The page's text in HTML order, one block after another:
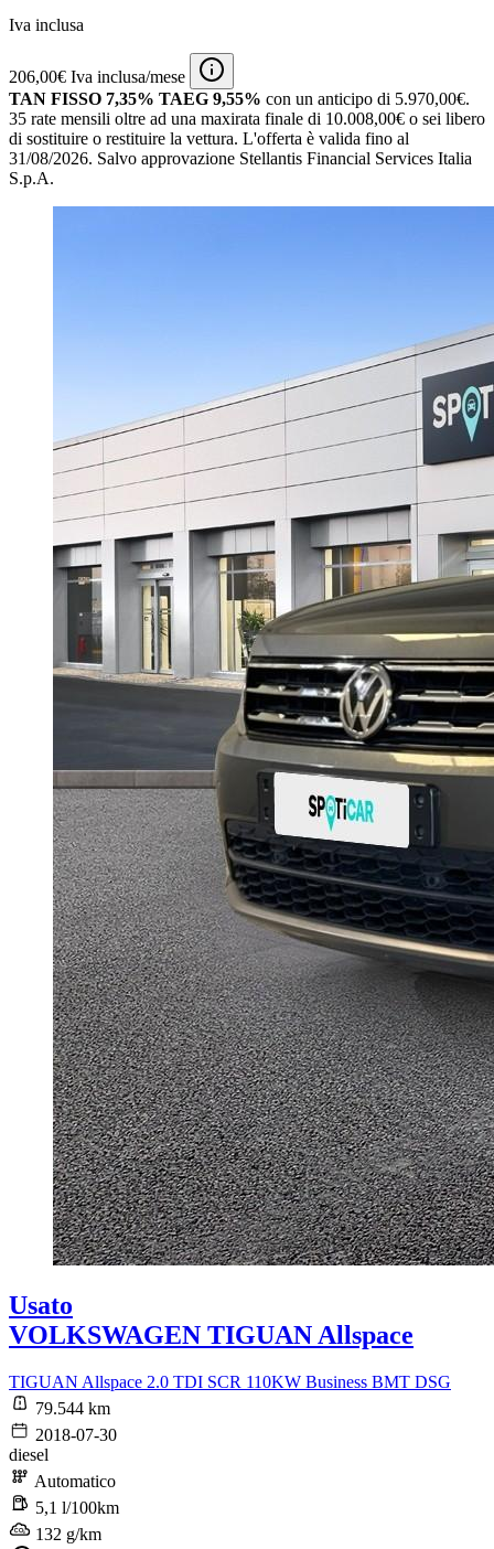
Iva inclusa
206,00€ Iva inclusa/mese
TAN FISSO 7,35% TAEG 9,55% con un anticipo di 5.970,00€.
35 rate mensili oltre ad una maxirata finale di 10.008,00€ o sei libero
di sostituire o restituire la vettura. L'offerta è valida fino al
31/08/2026. Salvo approvazione Stellantis Financial Services Italia
S.p.A.
Usato
VOLKSWAGEN TIGUAN Allspace
TIGUAN Allspace 2.0 TDI SCR 110KW Business BMT DSG
79.544 km
2018-07-30
diesel
Automatico
5,1 l/100km
132 g/km